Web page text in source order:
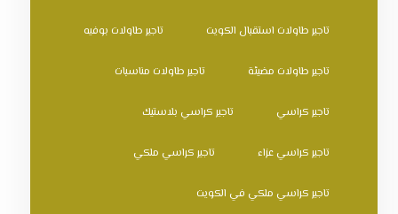
تاجير طاولات استقبال الكويت تاجير طاولات بوفيه
تاجير طاولات مضيئة تاجير طاولات مناسبات
تاجير كراسي تاجير كراسي بلاستيك
تاجير كراسي عزاء تاجير كراسي ملكي
تاجير كراسي ملكي في الكويت